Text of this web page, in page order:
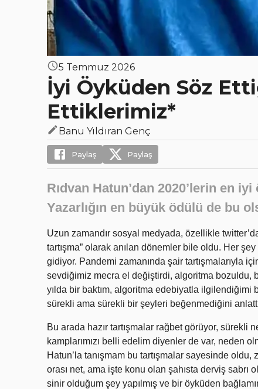
5 Temmuz 2026
İyi Öyküden Söz
Ettiklerimiz*
Banu Yıldıran Genç
Paylaş Paylaş
Rıdvan Hatun’dan 2020’lerin en
Yazarlığın en büyük ödülü de bu
Uzun zamandır sosyal medyada, özellikle
tartışma” olarak anılan dönemler bile oldu. Her
gidiyor. Pandemi zamanında şair tartışmalarıyla
sevdiğimiz mecra el değiştirdi, algoritma bozuldu,
yılda bir baktım, algoritma edebiyatla ilgilendiğimi
sürekli ama sürekli bir şeyleri beğenmediğini
Bu arada hazır tartışmalar rağbet görüyor, sürekli
kamplarımızı belli edelim diyenler de var, neden
Hatun’la tanışmam bu tartışmalar sayesinde
orası net, ama işte konu olan şahısta derviş sabrı
sinir olduğum şey yapılmış ve bir öyküden